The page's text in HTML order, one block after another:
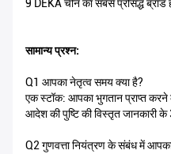
9 DEKA चीन का सबसे प्रसिद्ध ब्रांड
सामान्य प्रश्न:
Q1 आपका नेतृत्व समय क्या है?
एक स्टॉक: आपका भुगतान प्राप्त
आदेश की पुष्टि की विस्तृत जानकारी के
Q2 गुणवत्ता नियंत्रण के संबंध में